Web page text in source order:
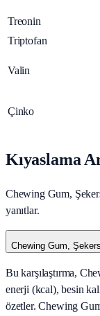
Treonin
Triptofan
Valin
Çinko
Kıyaslama
Chewing Gum,
yanıtlar.
Chewing Gum,
Bu karşılaştırma,
enerji (kcal), besin
özetler. Chewing